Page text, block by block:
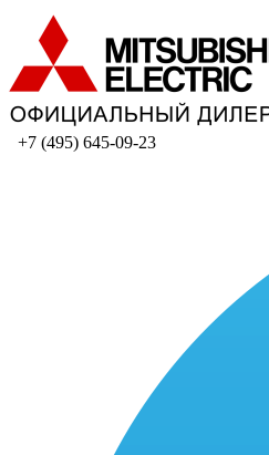
+7 (495) 645-09-23